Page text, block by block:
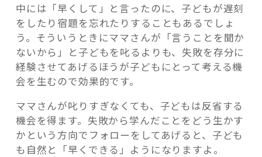
中には「早くして」と言ったのに、子どもが遅刻
をしたり宿題を忘れたりすることもあるでしょ
う。そういうときにママさんが「言うことを聞か
ないから」と子どもを叱るよりも、失敗を存分に
経験させてあげるほうが子どもにとって考える機
会を生むので効果的です。
ママさんが叱りすぎなくても、子どもは反省する
機会を得ます。失敗から学んだことをどう生かす
かという方向でフォローをしてあげると、子ども
も自然と「早くできる」ようになりますよ。